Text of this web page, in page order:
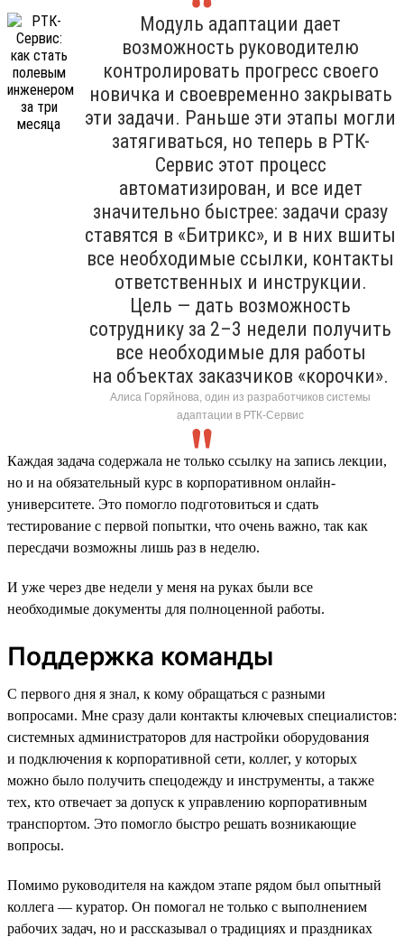
Модуль адаптации дает
возможность руководителю
контролировать прогресс своего
новичка и своевременно закрывать
эти задачи. Раньше эти этапы могли
затягиваться, но теперь в РТК-
Сервис этот процесс
автоматизирован, и все идет
значительно быстрее: задачи сразу
ставятся в «Битрикс», и в них вшиты
все необходимые ссылки, контакты
ответственных и инструкции.
Цель — дать возможность
сотруднику за 2–3 недели получить
все необходимые для работы
на объектах заказчиков «корочки».
Алиса Горяйнова, один из разработчиков системы
адаптации в РТК-Сервис
Каждая задача содержала не только ссылку на запись лекции,
но и на обязательный курс в корпоративном онлайн-
университете. Это помогло подготовиться и сдать
тестирование с первой попытки, что очень важно, так как
пересдачи возможны лишь раз в неделю.
И уже через две недели у меня на руках были все
необходимые документы для полноценной работы.
Поддержка команды
С первого дня я знал, к кому обращаться с разными
вопросами. Мне сразу дали контакты ключевых специалистов:
системных администраторов для настройки оборудования
и подключения к корпоративной сети, коллег, у которых
можно было получить спецодежду и инструменты, а также
тех, кто отвечает за допуск к управлению корпоративным
транспортом. Это помогло быстро решать возникающие
вопросы.
Помимо руководителя на каждом этапе рядом был опытный
коллега — куратор. Он помогал не только с выполнением
рабочих задач, но и рассказывал о традициях и праздниках